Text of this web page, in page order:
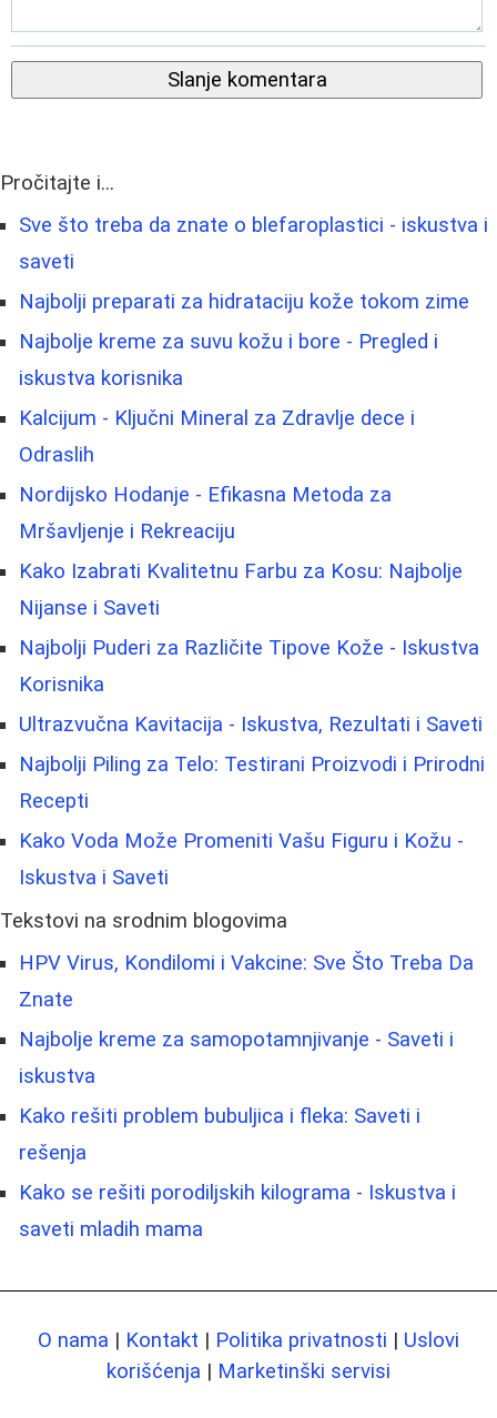
Slanje komentara
Pročitajte i...
Sve što treba da znate o blefaroplastici - iskustva i
saveti
Najbolji preparati za hidrataciju kože tokom zime
Najbolje kreme za suvu kožu i bore - Pregled i
iskustva korisnika
Kalcijum - Ključni Mineral za Zdravlje dece i
Odraslih
Nordijsko Hodanje - Efikasna Metoda za
Mršavljenje i Rekreaciju
Kako Izabrati Kvalitetnu Farbu za Kosu: Najbolje
Nijanse i Saveti
Najbolji Puderi za Različite Tipove Kože - Iskustva
Korisnika
Ultrazvučna Kavitacija - Iskustva, Rezultati i Saveti
Najbolji Piling za Telo: Testirani Proizvodi i Prirodni
Recepti
Kako Voda Može Promeniti Vašu Figuru i Kožu -
Iskustva i Saveti
Tekstovi na srodnim blogovima
HPV Virus, Kondilomi i Vakcine: Sve Što Treba Da
Znate
Najbolje kreme za samopotamnjivanje - Saveti i
iskustva
Kako rešiti problem bubuljica i fleka: Saveti i
rešenja
Kako se rešiti porodiljskih kilograma - Iskustva i
saveti mladih mama
O nama | Kontakt | Politika privatnosti | Uslovi
korišćenja | Marketinški servisi